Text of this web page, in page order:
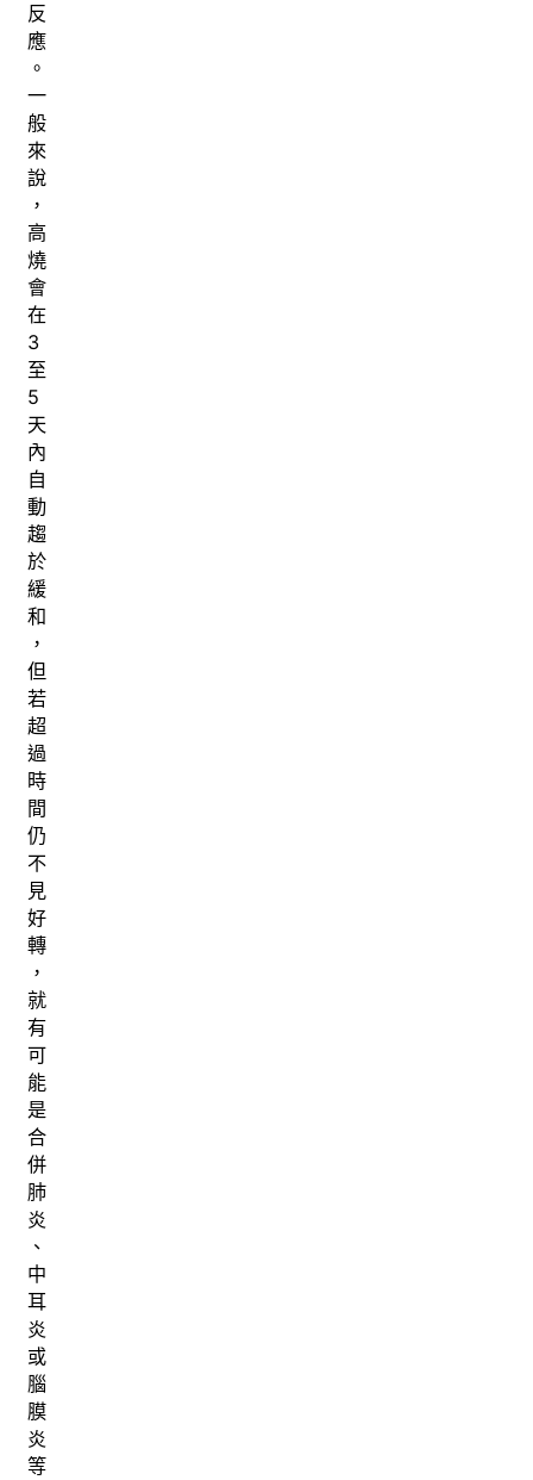
反
應
。
一
般
來
說
，
高
燒
會
在
3
至
5
天
內
自
動
趨
於
緩
和
，
但
若
超
過
時
間
仍
不
見
好
轉
，
就
有
可
能
是
合
併
肺
炎
、
中
耳
炎
或
腦
膜
炎
等